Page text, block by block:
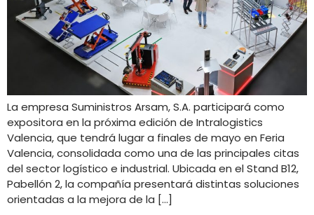
La empresa Suministros Arsam, S.A. participará como
expositora en la próxima edición de Intralogistics
Valencia, que tendrá lugar a finales de mayo en Feria
Valencia, consolidada como una de las principales citas
del sector logístico e industrial. Ubicada en el Stand B12,
Pabellón 2, la compañía presentará distintas soluciones
orientadas a la mejora de la […]